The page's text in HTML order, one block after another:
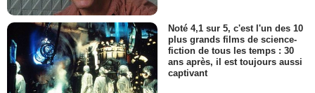
Noté 4,1 sur 5, c'est l'un des 10
plus grands films de science-
fiction de tous les temps : 30
ans après, il est toujours aussi
captivant